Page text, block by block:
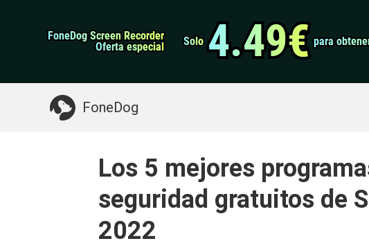
FoneDog Screen Recorder
FoneDog Screen Recorder
Oferta especial
Oferta especial Solo
Solo 4.49€
4.49€ para
para
FoneDog
Limpiador de iPhone
Algo que puede necesitar:
Los 5 mejores
seguridad gratuitos de
2022